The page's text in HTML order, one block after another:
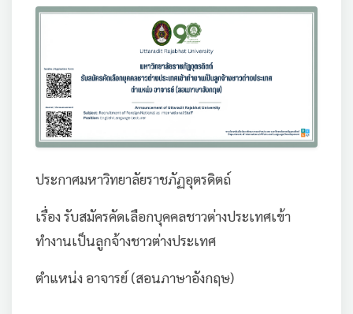
ประกาศมหาวิทยาลัยราชภัฏอุตรดิตถ์
เรื่อง รับสมัครคัดเลือกบุคคลชาวต่างประเทศเข้า
ทำงานเป็นลูกจ้างชาวต่างประเทศ
ตำแหน่ง อาจารย์ (สอนภาษาอังกฤษ)